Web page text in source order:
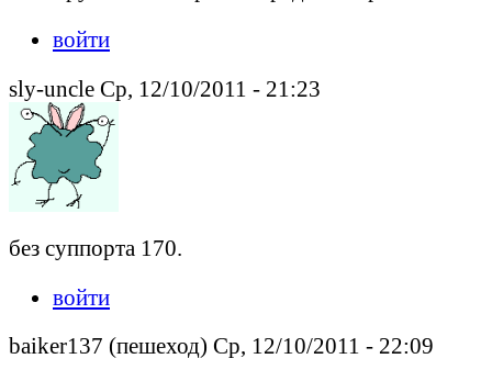
войти
sly-uncle Ср, 12/10/2011 - 21:23
без суппорта 170.
войти
baiker137 (пешеход) Ср, 12/10/2011 - 22:09